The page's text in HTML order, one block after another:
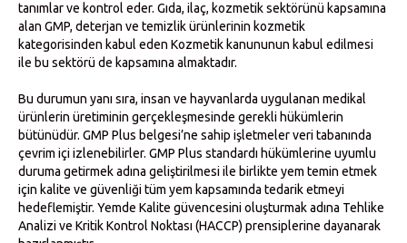
tanımlar ve kontrol eder. Gıda, ilaç, kozmetik sektörünü kapsamına
alan GMP, deterjan ve temizlik ürünlerinin kozmetik
kategorisinden kabul eden Kozmetik kanununun kabul edilmesi
ile bu sektörü de kapsamına almaktadır.
Bu durumun yanı sıra, insan ve hayvanlarda uygulanan medikal
ürünlerin üretiminin gerçekleşmesinde gerekli hükümlerin
bütünüdür. GMP Plus belgesi’ne sahip işletmeler veri tabanında
çevrim içi izlenebilirler. GMP Plus standardı hükümlerine uyumlu
duruma getirmek adına geliştirilmesi ile birlikte yem temin etmek
için kalite ve güvenliği tüm yem kapsamında tedarik etmeyi
hedeflemiştir. Yemde Kalite güvencesini oluşturmak adına Tehlike
Analizi ve Kritik Kontrol Noktası (HACCP) prensiplerine dayanarak